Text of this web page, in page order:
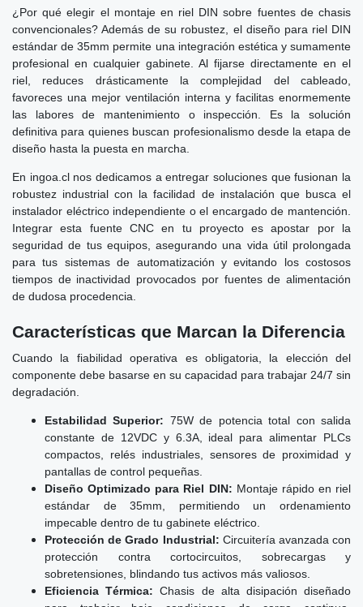
¿Por qué elegir el montaje en riel DIN sobre fuentes de chasis
convencionales? Además de su robustez, el diseño para riel DIN
estándar de 35mm permite una integración estética y sumamente
profesional en cualquier gabinete. Al fijarse directamente en el
riel, reduces drásticamente la complejidad del cableado,
favoreces una mejor ventilación interna y facilitas enormemente
las labores de mantenimiento o inspección. Es la solución
definitiva para quienes buscan profesionalismo desde la etapa de
diseño hasta la puesta en marcha.
En ingoa.cl nos dedicamos a entregar soluciones que fusionan la
robustez industrial con la facilidad de instalación que busca el
instalador eléctrico independiente o el encargado de mantención.
Integrar esta fuente CNC en tu proyecto es apostar por la
seguridad de tus equipos, asegurando una vida útil prolongada
para tus sistemas de automatización y evitando los costosos
tiempos de inactividad provocados por fuentes de alimentación
de dudosa procedencia.
Características que Marcan la Diferencia
Cuando la fiabilidad operativa es obligatoria, la elección del
componente debe basarse en su capacidad para trabajar 24/7 sin
degradación.
Estabilidad Superior: 75W de potencia total con salida
constante de 12VDC y 6.3A, ideal para alimentar PLCs
compactos, relés industriales, sensores de proximidad y
pantallas de control pequeñas.
Diseño Optimizado para Riel DIN: Montaje rápido en riel
estándar de 35mm, permitiendo un ordenamiento
impecable dentro de tu gabinete eléctrico.
Protección de Grado Industrial: Circuitería avanzada con
protección contra cortocircuitos, sobrecargas y
sobretensiones, blindando tus activos más valiosos.
Eficiencia Térmica: Chasis de alta disipación diseñado